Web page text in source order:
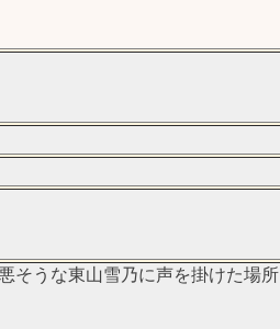
そうな東山雪乃に声を掛けた場所